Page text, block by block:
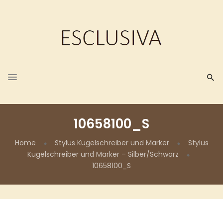
10658100_S
Home Stylus Kugelschreiber und Marker
Stylus
Kugelschreiber und Marker – Silber/Schwarz
10658100_S